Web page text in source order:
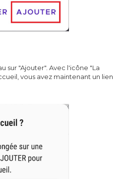
sur "Ajouter". Avec l'icône "La
vous avez maintenant un lien